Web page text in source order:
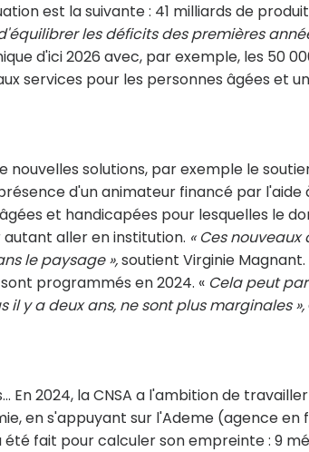
est la suivante : 41 milliards de
les déficits des premières
d'ici 2026 avec, par exemple, les 50
services pour les personnes âgées et
solutions, par exemple le
d'un animateur financé par
et handicapées pour lesquelles le
aller en institution. « Ces
le paysage »,soutient Virginie
programmés en 2024. « Cela peut
y a deux ans, ne sont plus marginales »,
En 2024, la CNSA a l'ambition de
en s'appuyant sur l'Ademe (agence en
été fait pour calculer son empreinte : 9